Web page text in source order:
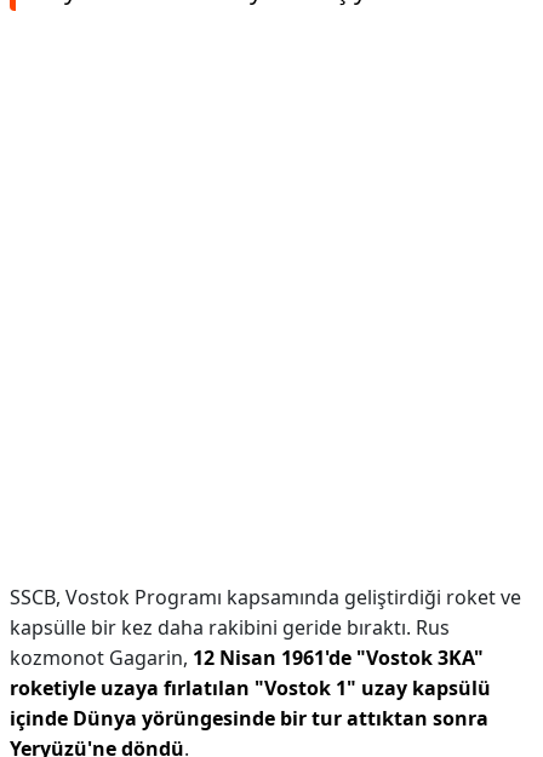
SSCB, Vostok Programı kapsamında geliştirdiği roket ve
kapsülle bir kez daha rakibini geride bıraktı. Rus
kozmonot Gagarin, 12 Nisan 1961'de "Vostok 3KA"
roketiyle uzaya fırlatılan "Vostok 1" uzay kapsülü
içinde Dünya yörüngesinde bir tur attıktan sonra
Yeryüzü'ne döndü.